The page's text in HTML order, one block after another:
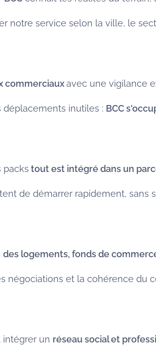
notre service selon la ville, le
commerciauxavec une vigilance
déplacements inutiles : BCC
packs tout est intégré dans un
de démarrer rapidement, sans
des logements, fonds de
négociations et la cohérence du
intégrer un réseau social et